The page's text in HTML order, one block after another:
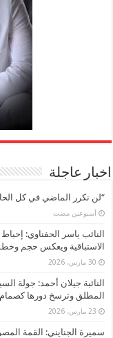
اخبار عاجلة
“لن نكرر الماضي في كل
‏أسبوعين مضت
النائب ياسر الحفناوي:
الاستباقية ويعكس حجم
30 مارس، 2026
النائبة جيلان أحمد: جولة
المطلق وترسخ دورها
23 مارس، 2026
سميرة الجنايني: القمة